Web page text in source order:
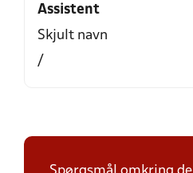
Assistent
Skjult navn
/